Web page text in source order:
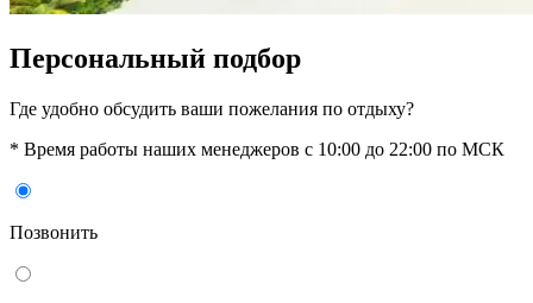
Персональный подбор
Где удобно обсудить ваши пожелания по отдыху?
* Время работы наших менеджеров с 10:00 до 22:00 по МСК
Позвонить